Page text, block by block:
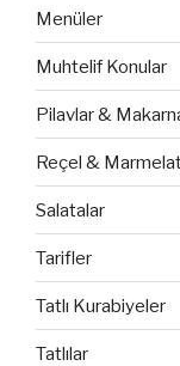
Menüler
Muhtelif Konular
Pilavlar &
Reçel &
Salatalar
Tarifler
Tatlı Kurabiyeler
Tatlılar